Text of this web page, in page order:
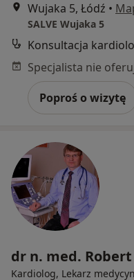
Wujaka 5, Łódź •
SALVE Wujaka 5
Konsultacja
Poproś o wizytę
dr n. med.
Kardiolog, Lekarz